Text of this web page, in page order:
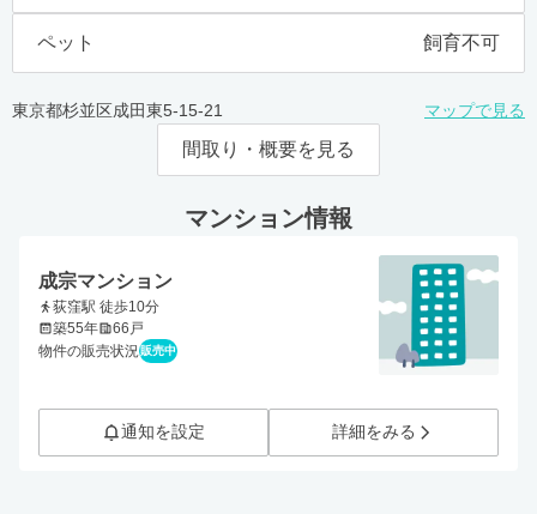
ペット 飼育不可
東京都杉並区成田東5-15-21 マップで見る
間取り・概要を見る
マンション情報
成宗マンション
荻窪駅 徒歩10分
築55年
66戸
物件の販売状況 販売中
通知を設定 詳細をみる